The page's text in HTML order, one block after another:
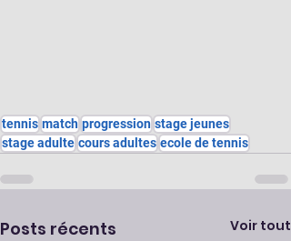
tennis match progression stage jeunes
stage adulte cours adultes ecole de tennis
Posts récents Voir tout